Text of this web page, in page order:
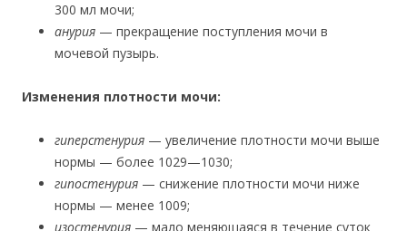
300 мл мочи;
анурия — прекращение поступления мочи в
мочевой пузырь.
Изменения плотности мочи:
гиперстенурия — увеличение плотности мочи выше
нормы — более 1029—1030;
гипостенурия — снижение плотности мочи ниже
нормы — менее 1009;
изостенурия — мало меняющаяся в течение суток